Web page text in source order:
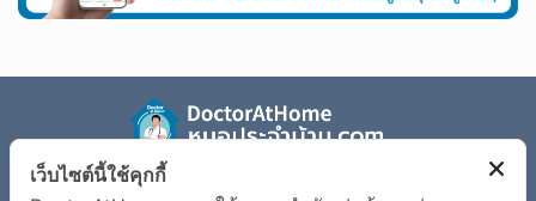
เว็บไซต์นี้ใช้คุกกี้